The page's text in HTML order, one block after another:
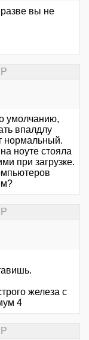
вы не
умолчанию,
впалдлу
нормальный.
ноуте стояла
при загрузке.
железа с
4